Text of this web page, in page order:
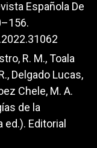
Española De
R. M., Toala
Delgado Lucas,
Chele, M. A.
de la
Editorial